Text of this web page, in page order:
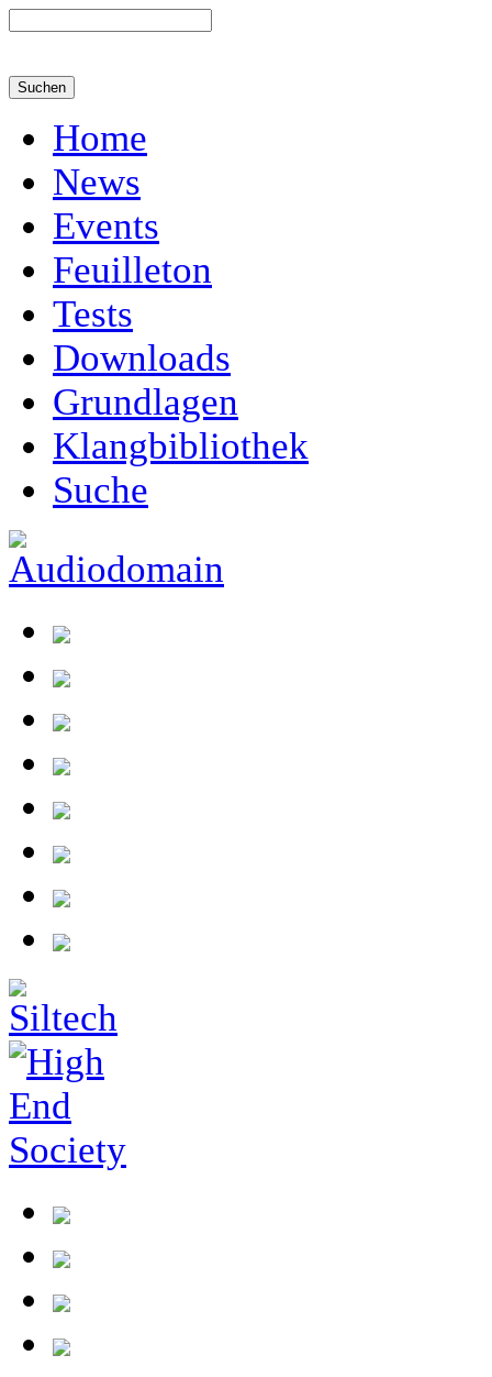
Home
News
Events
Feuilleton
Tests
Downloads
Grundlagen
Klangbibliothek
Suche